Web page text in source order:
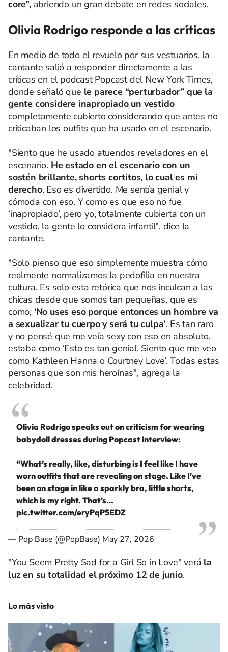
core”,abriendo un gran debate en redes sociales.
Olivia Rodrigo responde a las críticas
En medio de todo el revuelo por sus vestuarios, la
cantante salió a responder directamente a las
críticas en el podcast Popcast del New York Times,
donde señaló que le parece “perturbador” que la
gente considere inapropiado un vestido
completamente cubierto considerando que antes no
criticaban los outfits que ha usado en el escenario.
"Siento que he usado atuendos reveladores en el
escenario. He estado en el escenario con un
sostén brillante, shorts cortitos, lo cual es mi
derecho. Eso es divertido. Me sentía genial y
cómoda con eso. Y como es que eso no fue
‘inapropiado’, pero yo, totalmente cubierta con un
vestido, la gente lo considera infantil", dice la
cantante.
"Solo pienso que eso simplemente muestra cómo
realmente normalizamos la pedofilia en nuestra
cultura. Es solo esta retórica que nos inculcan a las
chicas desde que somos tan pequeñas, que es
como, ‘No uses eso porque entonces un hombre va
a sexualizar tu cuerpo y será tu culpa’. Es tan raro
y no pensé que me veía sexy con eso en absoluto,
estaba como ‘Esto es tan genial. Siento que me veo
como Kathleen Hanna o Courtney Love’. Todas estas
personas que son mis heroínas", agrega la
celebridad.
Olivia Rodrigo speaks out on criticism for wearing
babydoll dresses during Popcast interview:
“What’s really, like, disturbing is I feel like I have
worn outfits that are revealing on stage. Like I’ve
been on stage in like a sparkly bra, little shorts,
which is my right. That’s…
pic.twitter.com/eryPqP5EDZ
— Pop Base (@PopBase) May 27, 2026
"You Seem Pretty Sad for a Girl So in Love" verá la
luz en su totalidad el próximo 12 de junio.
Lo más visto